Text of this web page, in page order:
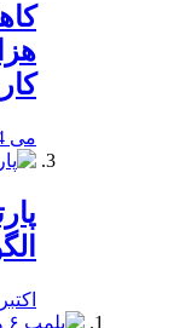
می 14, 2020
اکتبر 22, 2019